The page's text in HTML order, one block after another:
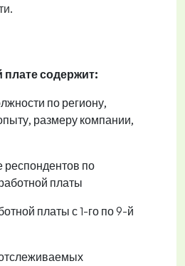
плате содержит:
по региону,
размеру компании,
респондентов по
платы
платы с 1-го по 9-й